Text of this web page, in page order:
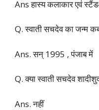
Ans हास्य कलाकार एवं
Q. स्वाती सचदेव का जन्म
Ans. सन् 1995 , पंजाब में
Q. क्या स्वाती सचदेव
Ans. नहीं